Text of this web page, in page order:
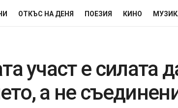
ОТКЪС НА ДЕНЯ ПОЕЗИЯ КИНО
участ е силата
а не